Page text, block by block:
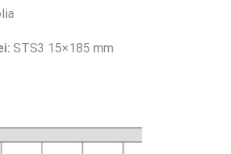
STS3 15×185 mm